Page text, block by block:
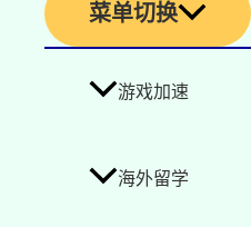
菜单切换
游戏加速
海外留学